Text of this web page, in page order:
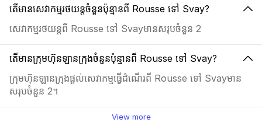
តើមានសេវាកម្មរថយន្តចំនួនប៉ុន្មានពី Rousse ទៅ Svay?
សេវាកម្មរថយន្តពី Rousse ទៅ Svayមានសរុបចំនួន 2
តើមានក្រុមហ៊ុនឡានក្រុងចំនួនប៉ុន្មានពី Rousse ទៅ Svay?
ក្រុមហ៊ុនឡានក្រុងផ្ដល់សេវាកម្មធ្វើដំណើរពី Rousse ទៅ Svayមាន
សរុបចំនួន 2។
View more